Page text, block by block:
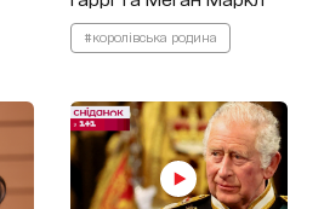
#королівська родина